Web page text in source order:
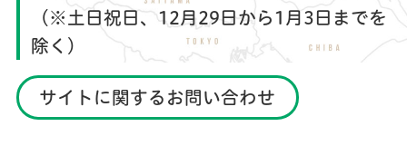
（※土日祝日、12月29日から1月3日までを
除く）
サイトに関するお問い合わせ